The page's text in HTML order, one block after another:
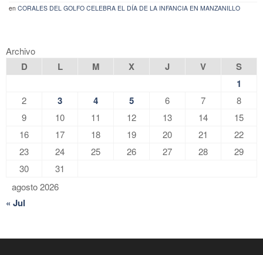
en CORALES DEL GOLFO CELEBRA EL DÍA DE LA INFANCIA EN MANZANILLO
Archivo
agosto 2026
D L M X J V
S
1
2 3 4 5 6 7
8
9
10 11 12 13 14
15
16
17 18 19 20 21
22
23
24 25 26 27 28
29
30
31
« Jul